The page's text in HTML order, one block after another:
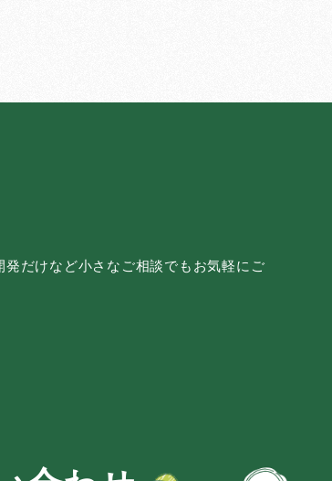
だけなど小さなご相談でもお気軽にご